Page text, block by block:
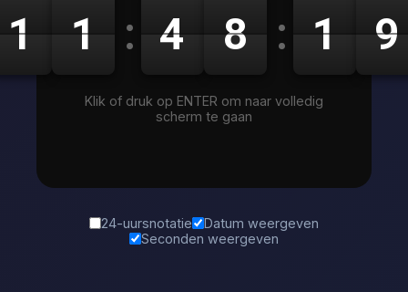
1 1 : 4 8 : 1 9
Klik of druk op ENTER om naar volledig
scherm te gaan
24-uursnotatie
Datum weergeven
Seconden weergeven